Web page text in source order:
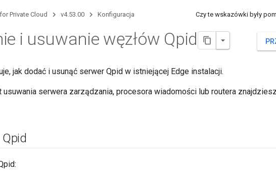
Private Cloud v4.53.00 Konfiguracja Czy te wskazówki były
i usuwanie węzłów Qpid
jak dodać i usunąć serwer Qpid w istniejącej Edge instalacji.
usuwania serwera zarządzania, procesora wiadomości lub routera